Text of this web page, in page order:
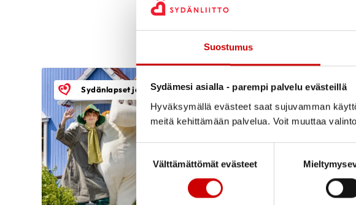
Suostumus
Sydämesi asialla - parempi palvelu evästeillä
Hyväksymällä evästeet saat sujuvamman
meitä kehittämään palvelua. Voit muuttaa
Välttämättömät evästeet
Sydänlapset ja -aikuiset ry